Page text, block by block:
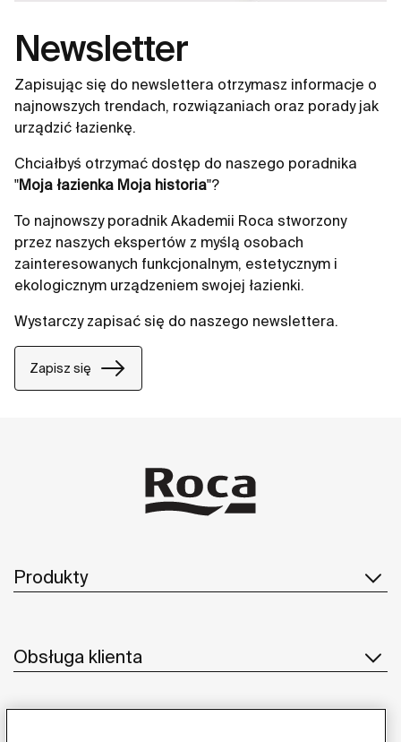
Newsletter
Zapisując się do newslettera otrzymasz informacje o
najnowszych trendach, rozwiązaniach oraz porady jak
urządzić łazienkę.
Chciałbyś otrzymać dostęp do naszego poradnika
"Moja łazienka Moja historia"?
To najnowszy poradnik Akademii Roca stworzony
przez naszych ekspertów z myślą osobach
zainteresowanych funkcjonalnym, estetycznym i
ekologicznym urządzeniem swojej łazienki.
Wystarczy zapisać się do naszego newslettera.
Zapisz się
Produkty
Obsługa klienta